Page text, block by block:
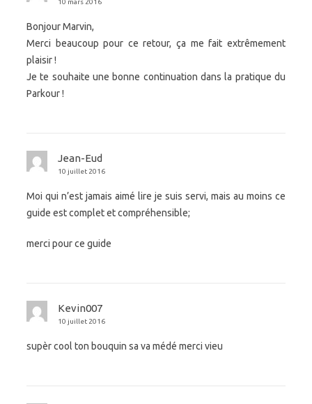
10 mars 2016
Bonjour Marvin,
Merci beaucoup pour ce retour, ça me fait extrêmement
plaisir !
Je te souhaite une bonne continuation dans la pratique du
Parkour !
Jean-Eud
10 juillet 2016
Moi qui n’est jamais aimé lire je suis servi, mais au moins ce
guide est complet et compréhensible;
merci pour ce guide
Kevin007
10 juillet 2016
supèr cool ton bouquin sa va médé merci vieu